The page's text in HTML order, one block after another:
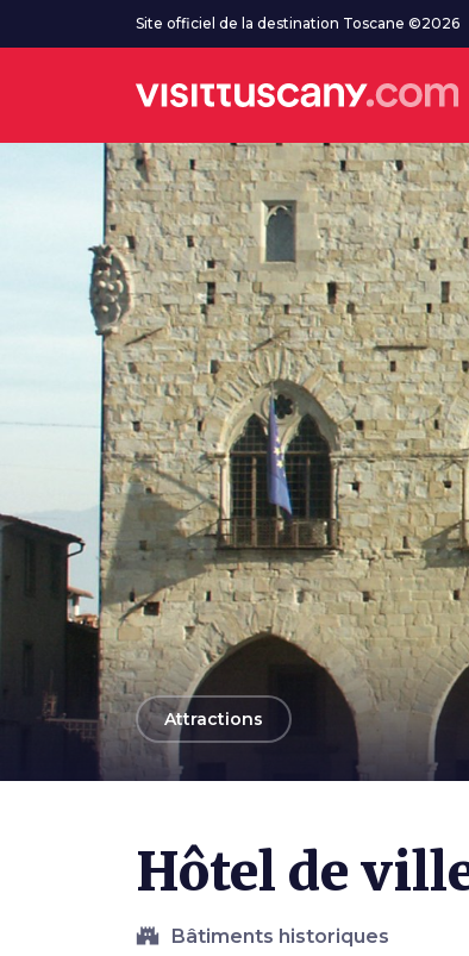
Aller au contenu principalSite officiel de la destination Toscane ©2026
arrow_backAttractions
Hôtel de
castle Bâtiments historiques